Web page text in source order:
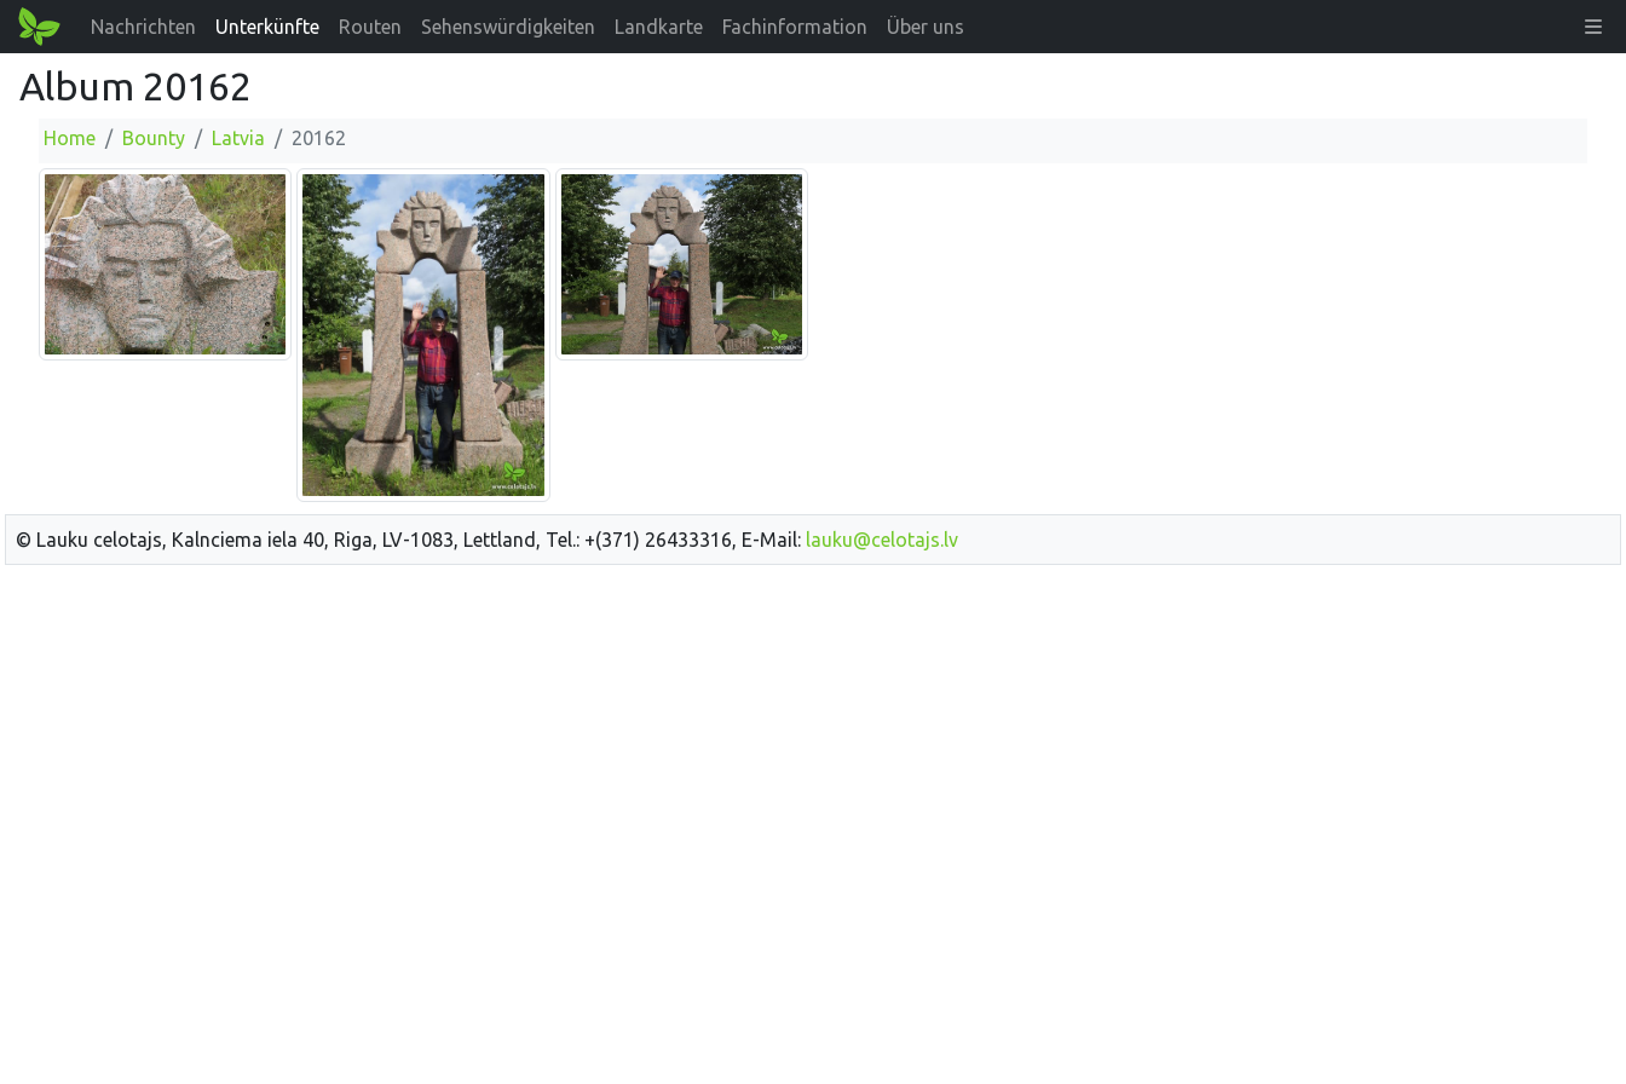
Nachrichten Unterkünfte Routen Sehenswürdigkeiten Landkarte Fachinformation Über uns
Album 20162
Home Bounty Latvia 20162
© Lauku celotajs, Kalnciema iela 40, Riga, LV-1083, Lettland, Tel.: +(371) 26433316, E-Mail: lauku@celotajs.lv